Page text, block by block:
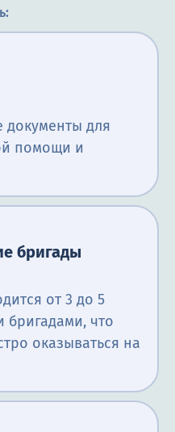
документы для
помощи и
бригады
от 3 до 5
бригадами, что
оказываться на